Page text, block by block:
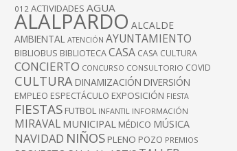
012 ACTIVIDADES AGUA
ALALPARDO ALCALDE
AMBIENTAL ATENCIÓN AYUNTAMIENTO
BIBLIOBUS BIBLIOTECACASA CASA CULTURA
CONCIERTO CONCURSO CONSULTORIO COVID
CULTURA DINAMIZACIÓN DIVERSIÓN
EMPLEO ESPECTÁCULO EXPOSICIÓN FIESTA
FIESTAS FUTBOL INFANTIL INFORMACIÓN
MIRAVAL MUNICIPAL MÉDICO MÚSICA
NAVIDAD NIÑOS PLENO POZO PREMIOS